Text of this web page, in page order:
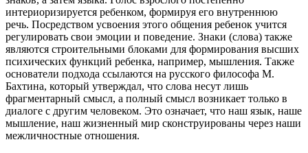
интериоризируется ребенком, формируя его внутреннюю
речь. Посредством усвоения этого общения ребенок учится
регулировать свои эмоции и поведение. Знаки (слова) также
являются строительными блоками для формирования высших
психических функций ребенка, например, мышления. Также
основатели подхода ссылаются на русского философа М.
Бахтина, который утверждал, что слова несут лишь
фрагментарный смысл, а полный смысл возникает только в
диалоге с другим человеком. Это означает, что наш язык, наше
мышление, наш жизненный мир сконструированы через наши
межличностные отношения.